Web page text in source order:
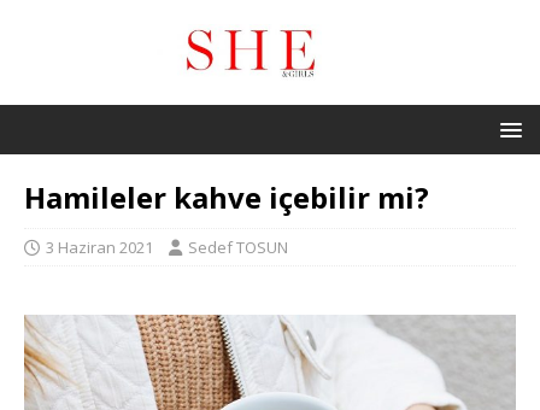
Hamileler kahve içebilir mi?
3 Haziran 2021 Sedef TOSUN